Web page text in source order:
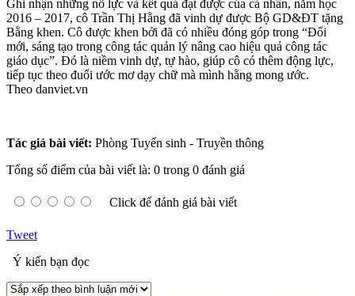
Ghi nhận những nỗ lực và kết quả đạt được của cá nhân, năm học
2016 – 2017, cô Trần Thị Hằng đã vinh dự được Bộ GD&ĐT tặng
Bằng khen. Cô được khen bởi đã có nhiều đóng góp trong “Đổi
mới, sáng tạo trong công tác quản lý nâng cao hiệu quả công tác
giáo dục”. Đó là niềm vinh dự, tự hào, giúp cô có thêm động lực,
tiếp tục theo đuổi ước mơ dạy chữ mà mình hằng mong ước.
Theo danviet.vn
Tác giả bài viết: Phòng Tuyển sinh - Truyền thông
Tổng số điểm của bài viết là: 0 trong 0 đánh giá
Click để đánh giá bài viết
Tweet
Ý kiến bạn đọc